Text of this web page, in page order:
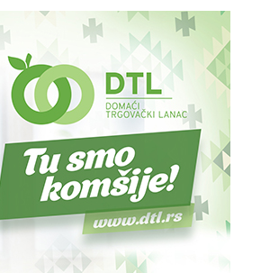
Akcija dobrovoljnog davanja
krvi u četvrtak u Vranju